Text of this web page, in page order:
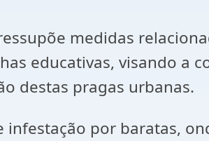
medidas
educativas, visando a
destas pragas urbanas.
por baratas,